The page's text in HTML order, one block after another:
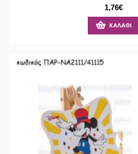
1,76€
ΚΑΛΆΘΙ